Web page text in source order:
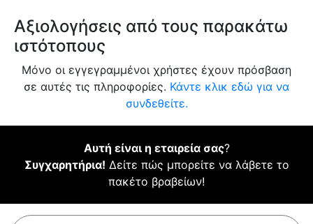
Αξιολογήσεις από τους παρακάτω
ιστότοπους
Μόνο οι εγγεγραμμένοι χρήστες έχουν πρόσβαση
σε αυτές τις πληροφορίες. Κάντε κλικ εδώ για να
συνδεθείτε.
Αυτή είναι η εταιρεία σας?
Συγχαρητήρια! Δείτε πώς μπορείτε να λάβετε το
πακέτο βραβείων!